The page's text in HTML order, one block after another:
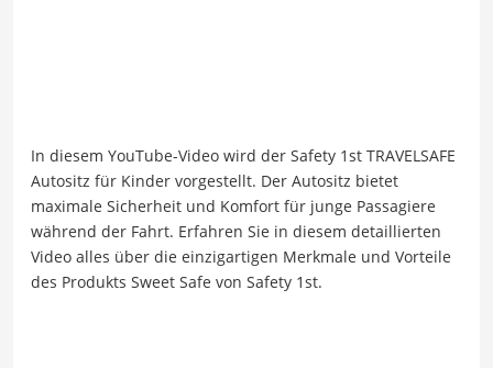
In diesem YouTube-Video wird der Safety 1st TRAVELSAFE
Autositz für Kinder vorgestellt. Der Autositz bietet
maximale Sicherheit und Komfort für junge Passagiere
während der Fahrt. Erfahren Sie in diesem detaillierten
Video alles über die einzigartigen Merkmale und Vorteile
des Produkts Sweet Safe von Safety 1st.